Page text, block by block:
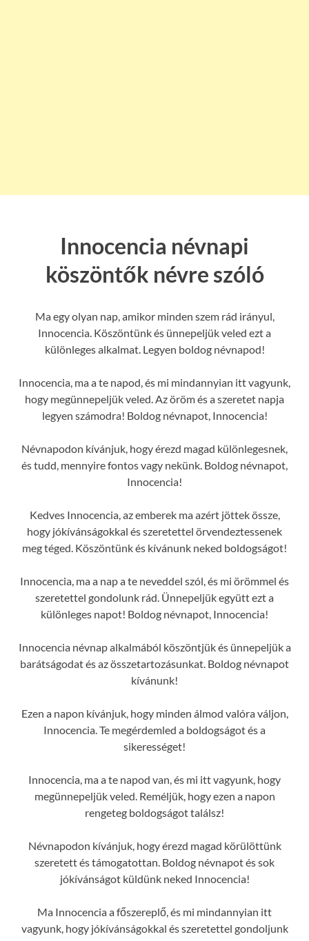
Innocencia névnapi
köszöntők névre szóló
Ma egy olyan nap, amikor minden szem rád irányul,
Innocencia. Köszöntünk és ünnepeljük veled ezt a
különleges alkalmat. Legyen boldog névnapod!
Innocencia, ma a te napod, és mi mindannyian itt vagyunk,
hogy megünnepeljük veled. Az öröm és a szeretet napja
legyen számodra! Boldog névnapot, Innocencia!
Névnapodon kívánjuk, hogy érezd magad különlegesnek,
és tudd, mennyire fontos vagy nekünk. Boldog névnapot,
Innocencia!
Kedves Innocencia, az emberek ma azért jöttek össze,
hogy jókívánságokkal és szeretettel örvendeztessenek
meg téged. Köszöntünk és kívánunk neked boldogságot!
Innocencia, ma a nap a te neveddel szól, és mi örömmel és
szeretettel gondolunk rád. Ünnepeljük együtt ezt a
különleges napot! Boldog névnapot, Innocencia!
Innocencia névnap alkalmából köszöntjük és ünnepeljük a
barátságodat és az összetartozásunkat. Boldog névnapot
kívánunk!
Ezen a napon kívánjuk, hogy minden álmod valóra váljon,
Innocencia. Te megérdemled a boldogságot és a
sikerességet!
Innocencia, ma a te napod van, és mi itt vagyunk, hogy
megünnepeljük veled. Reméljük, hogy ezen a napon
rengeteg boldogságot találsz!
Névnapodon kívánjuk, hogy érezd magad körülöttünk
szeretett és támogatottan. Boldog névnapot és sok
jókívánságot küldünk neked Innocencia!
Ma Innocencia a főszereplő, és mi mindannyian itt
vagyunk, hogy jókívánságokkal és szeretettel gondoljunk